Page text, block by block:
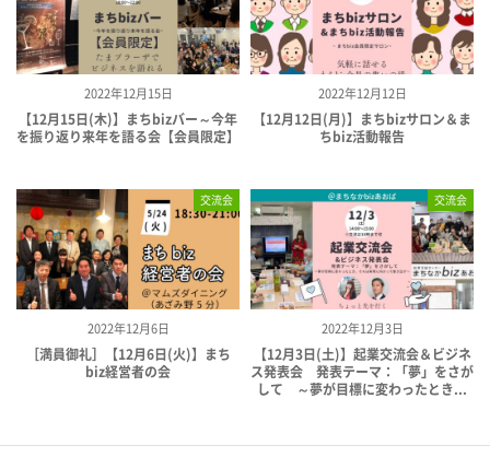
2022年12月15日
【12月15日(木)】まちbizバー～今年
を振り返り来年を語る会【会員限定】
2022年12月12日
【12月12日(月)】まちbizサロン＆ま
ちbiz活動報告
2022年12月6日
交流会
［満員御礼］【12月6日(火)】まち
biz経営者の会
2022年12月3日
交流会
【12月3日(土)】起業交流会＆ビジネ
ス発表会 発表テーマ：「夢」をさが
して ～夢が目標に変わったとき...